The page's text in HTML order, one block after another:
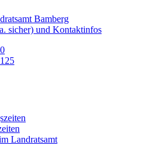
Bamberg
sicher) und Kontaktinfos
Landratsamt